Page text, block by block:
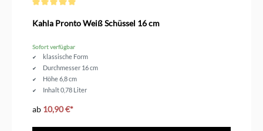
Kahla Pronto Weiß Schüssel 16 cm
Sofort verfügbar
klassische Form
Durchmesser 16 cm
Höhe 6,8 cm
Inhalt 0,78 Liter
ab 10,90 €*